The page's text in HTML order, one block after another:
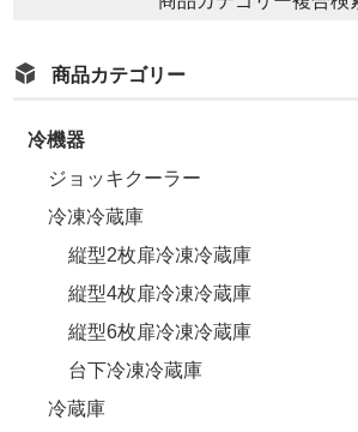
商品カテゴリー
冷機器
ジョッキクーラー
冷凍冷蔵庫
縦型2枚扉冷凍冷蔵庫
縦型4枚扉冷凍冷蔵庫
縦型6枚扉冷凍冷蔵庫
台下冷凍冷蔵庫
冷蔵庫